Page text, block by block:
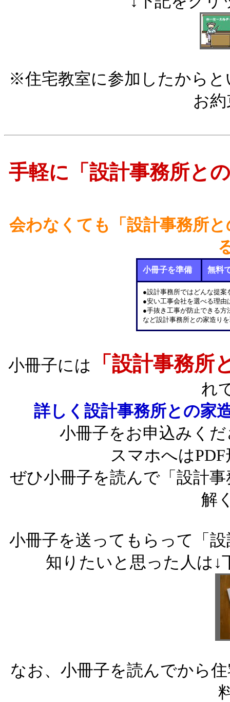
※住宅教室に参加したから
お
手軽に「設計事務所と
会わなくても「設計事務所
小冊子を準備 無料
●設計事務所ではどんな提案
●安い工事会社を選べる理由
●手抜き工事が防止できる方
など設計事務所との家造り
小冊子には 「設計事務
れ
詳しく設計事務所との家
小冊子をお申込みく
スマホへは
ぜひ小冊子を読んで「設計
解
小冊子を送ってもらって「
知りたいと思った人は
なお、小冊子を読んでから